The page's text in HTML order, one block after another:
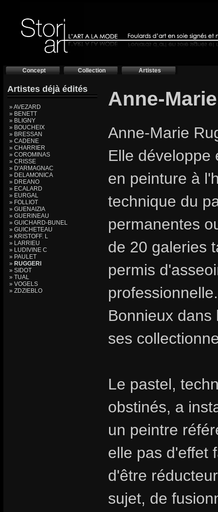
Concept Collection Artistes
Artistes déjà édités
» AVEZARD
» BENETT
» BLIGNY
» BOUCHEIX
» BRESSAN
» CADENE
» CHARRIER
» COROMINAS
» CRISSE
» D'ARMAGNAC
» DELAMONICA
» DREANO
» ECALARD
» EURGAL
» FOLLIOT
» GUENAIZIA
» GUERINEAU
» GUICHARD-BUNEL
» GUICHETEAU
» KRISTOFF. L
» LARRIEU
» LUDIVINE C
» PAULET
» RUGGERI
» SIDOT
» TUAL
» VOGELS
» ZDZIEBLO
Anne-
Anne-Marie
Elle développe
en peinture à
technique du
permanentes
de 20 galeries
permis
Bonnieux dans
ses
Le pastel,
obstinés, a
un peintre
elle pas d'effet
d'être
sujet, de